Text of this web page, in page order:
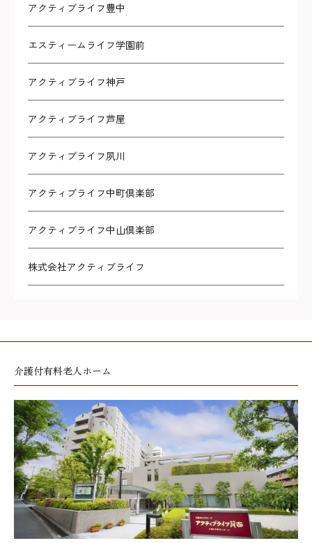
アクティブライフ豊中
エスティームライフ学園前
アクティブライフ神戸
アクティブライフ芦屋
アクティブライフ夙川
アクティブライフ中町倶楽部
アクティブライフ中山倶楽部
株式会社アクティブライフ
介護付有料老人ホーム